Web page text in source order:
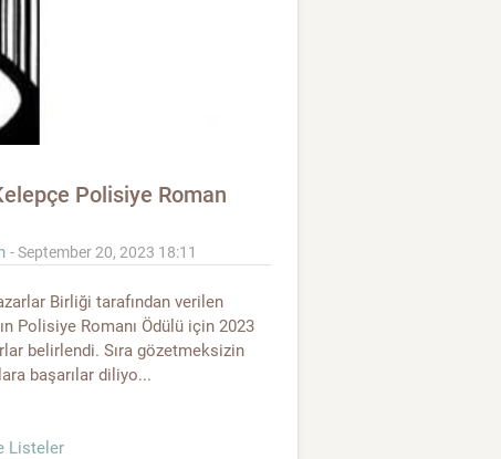
Polisiye Roman
- September 20, 2023 18:11
Birliği tarafından verilen
Polisiye Romanı Ödülü için 2023
belirlendi. Sıra gözetmeksizin
başarılar diliyo...
Listeler